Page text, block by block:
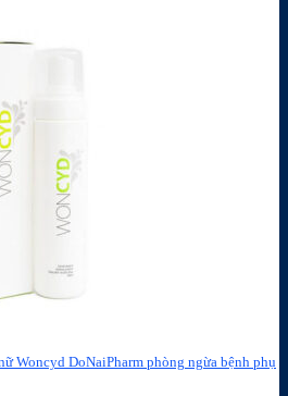
Woncyd DoNaiPharm phòng ngừa bệnh phụ